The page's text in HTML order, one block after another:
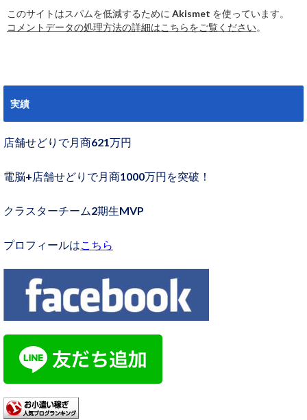
このサイトはスパムを低減するために Akismet を使っています。
コメントデータの処理方法の詳細はこちらをご覧ください。
実績
店舗せどりで月商621万円
電脳+店舗せどりで月商1000万円を突破！
クラスターチーム2期生MVP
プロフィールはこちら